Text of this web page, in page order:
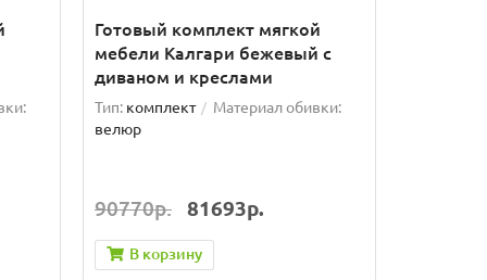
Готовый комплект мягкой
мебели Калгари бежевый с
диваном и креслами
Тип: комплект
Материал обивки:
велюр
90770р. 81693р.
В корзину